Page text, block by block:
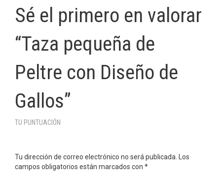
Sé el primero en valorar
“Taza pequeña de
Peltre con Diseño de
Gallos”
Tu dirección de correo electrónico no será publicada.
Los
campos obligatorios están marcados con *
TU PUNTUACIÓN